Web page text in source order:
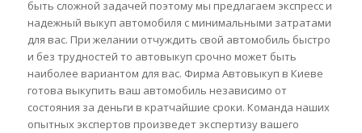
быть сложной задачей поэтому мы предлагаем экспресс и
надежный выкуп автомобиля с минимальными затратами
для вас. При желании отчуждить свой автомобиль быстро
и без трудностей то автовыкуп срочно может быть
наиболее вариантом для вас. Фирма Автовыкуп в Киеве
готова выкупить ваш автомобиль независимо от
состояния за деньги в кратчайшие сроки. Команда наших
опытных экспертов произведет экспертизу вашего